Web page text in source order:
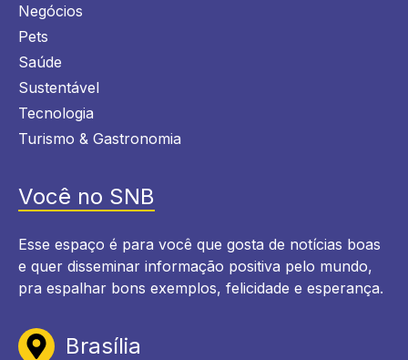
Negócios
Pets
Saúde
Sustentável
Tecnologia
Turismo & Gastronomia
Você no SNB
Esse espaço é para você que gosta de notícias boas
e quer disseminar informação positiva pelo mundo,
pra espalhar bons exemplos, felicidade e esperança.
Brasília